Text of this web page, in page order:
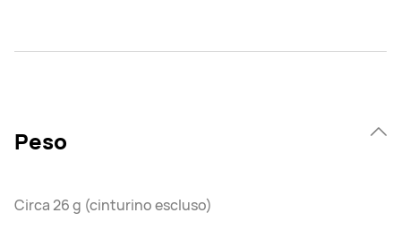
Peso
Circa 26 g (cinturino escluso)